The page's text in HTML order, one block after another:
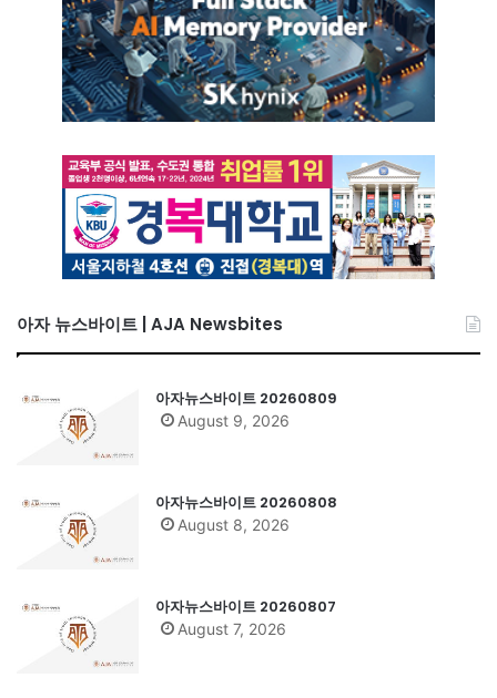
아자 뉴스바이트 | AJA Newsbites
아자뉴스바이트 20260809
August 9, 2026
아자뉴스바이트 20260808
August 8, 2026
아자뉴스바이트 20260807
August 7, 2026